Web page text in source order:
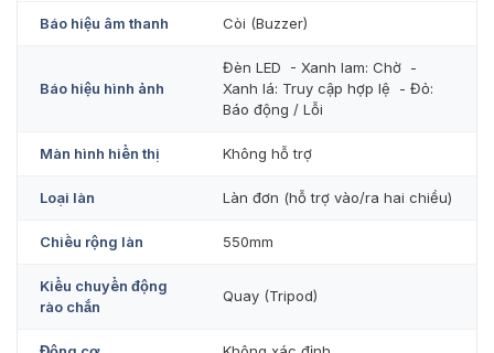
dạng, Saturn-T1000 Arm Drop Tripod Turnstile là lựa
chọn lý tưởng cho các dự án cần kiểm soát lối đi an
toàn, hiệu quả và tiết kiệm chi phí.
📞 Liên hệ ngay VietnamSmart qua hotline 0936.611.372
để được tư vấn giải pháp, nhận báo giá nhanh và hỗ trợ
Báo hiệu âm thanh Còi (Buzzer)
Báo hiệu hình ảnh
Đèn LED - Xanh lam: Chờ -
Xanh lá: Truy cập hợp lệ - Đỏ:
Báo động / Lỗi
Màn hình hiển thị Không hỗ trợ
Loại làn Làn đơn (hỗ trợ vào/ra hai chiều)
Chiều rộng làn 550mm
Kiểu chuyển động
rào chắn
Quay (Tripod)